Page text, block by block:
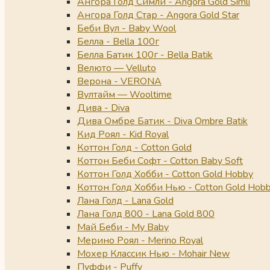
Ангора Голд Стар - Angora Gold Star
Беби Вул - Baby Wool
Белла - Bella 100г
Белла Батик 100г - Bella Batik
Велюто — Velluto
Верона - VERONA
Вултайм — Wooltime
Дива - Diva
Дива Омбре Батик - Diva Ombre Batik
Кид Роял - Kid Royal
Коттон Голд - Cotton Gold
Коттон Беби Софт - Cotton Baby Soft
Коттон Голд Хобби - Cotton Gold Hobby
Коттон Голд Хобби Нью - Cotton Gold
Лана Голд - Lana Gold
Лана Голд 800 - Lana Gold 800
Май Беби - My Baby
Мерино Роял - Merino Royal
Мохер Классик Нью - Mohair New
Пуффи - Puffy